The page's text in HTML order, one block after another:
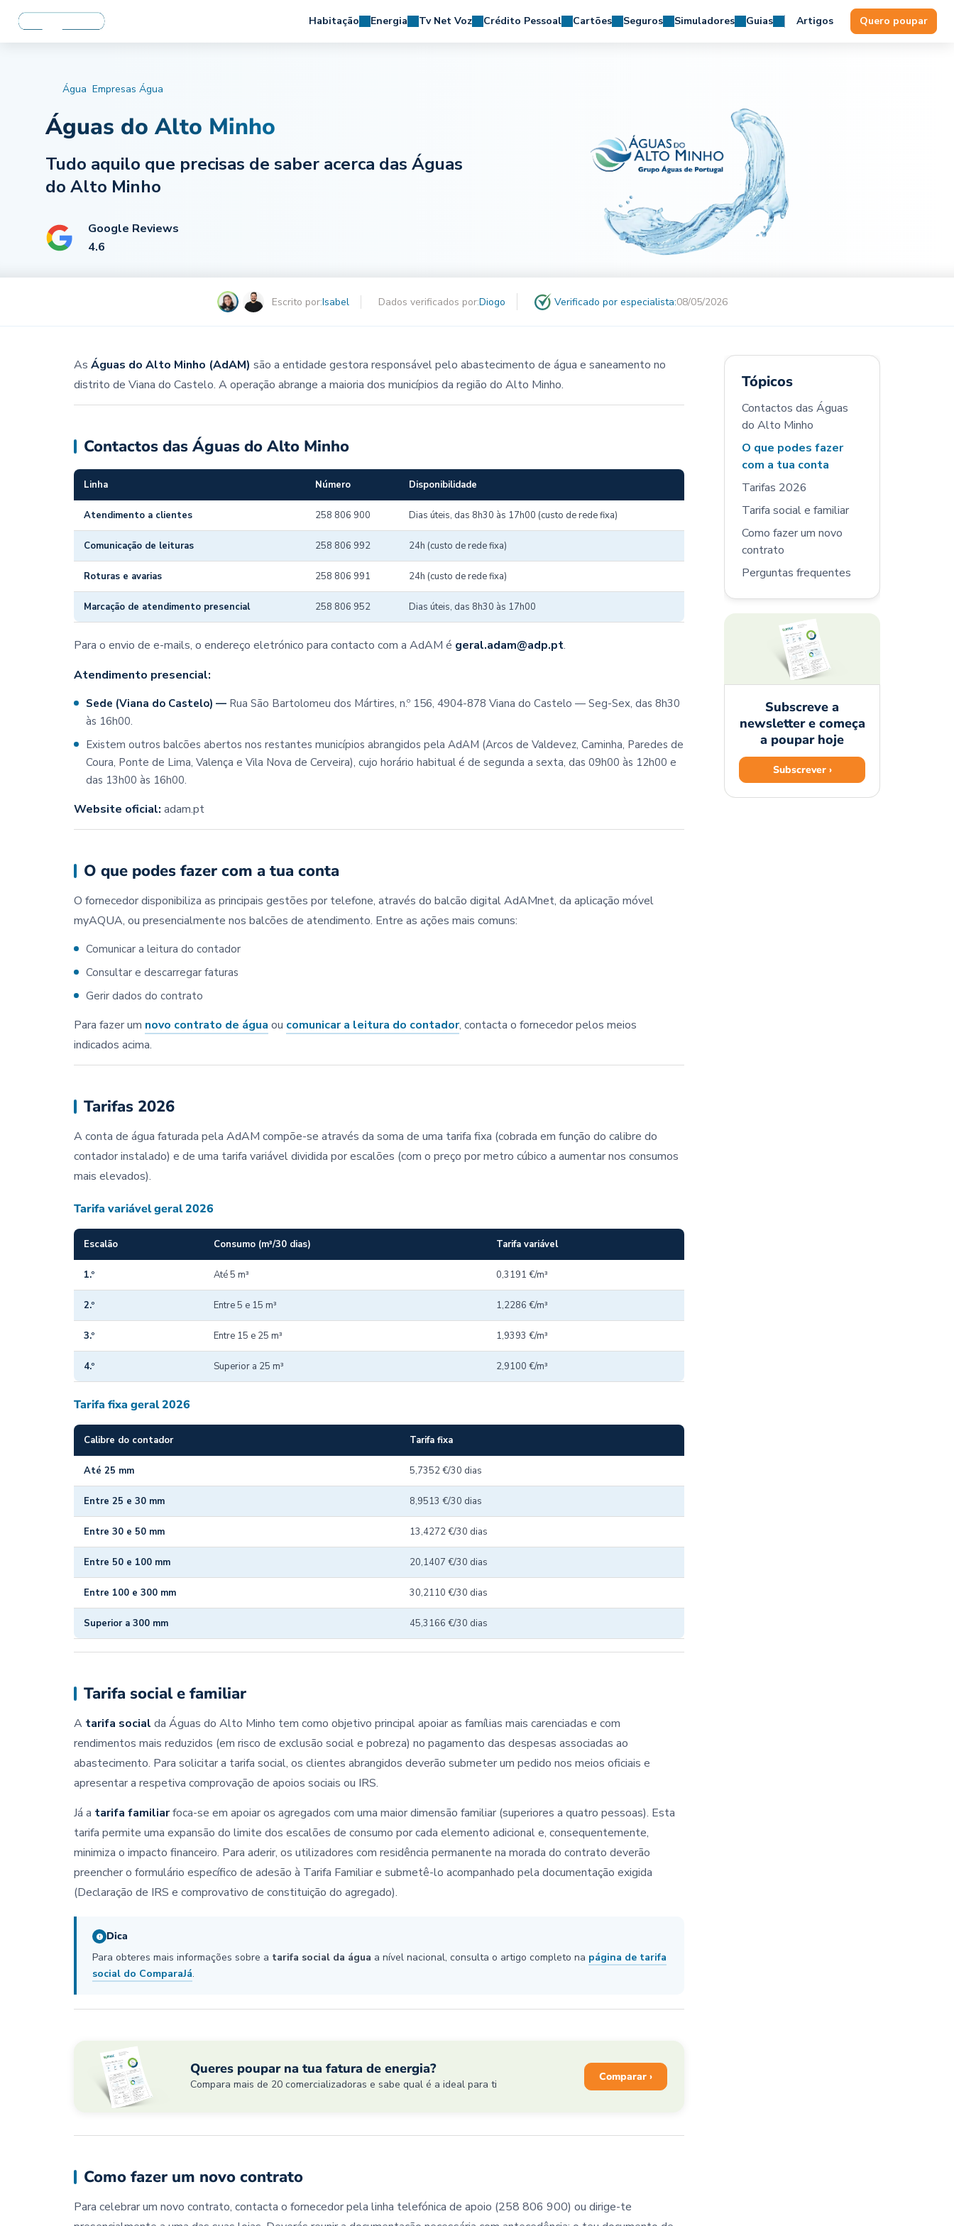
Habitação Energia Tv Net Voz Crédito Pessoal Cartões Seguros Simuladores Guias Artigos Quero poupar
Água Empresas Água
Águas do Alto Minho
Tudo aquilo que precisas de saber acerca das Águas
do Alto Minho
Google Reviews
4.6
Escrito por:Isabel Dados verificados por:Diogo Verificado por especialista:08/05/2026
As Águas do Alto Minho (AdAM) são a entidade gestora responsável pelo abastecimento de água e saneamento no
distrito de Viana do Castelo. A operação abrange a maioria dos municípios da região do Alto Minho.
Contactos das Águas do Alto Minho
Linha Número Disponibilidade
Atendimento a clientes 258 806 900 Dias úteis, das 8h30 às 17h00 (custo de rede fixa)
Comunicação de leituras 258 806 992 24h (custo de rede fixa)
Roturas e avarias 258 806 991 24h (custo de rede fixa)
Marcação de atendimento presencial 258 806 952 Dias úteis, das 8h30 às 17h00
Para o envio de e-mails, o endereço eletrónico para contacto com a AdAM é geral.adam@adp.pt.
Atendimento presencial:
Sede (Viana do Castelo) — Rua São Bartolomeu dos Mártires, n.º 156, 4904-878 Viana do Castelo — Seg-Sex, das 8h30
às 16h00.
Existem outros balcões abertos nos restantes municípios abrangidos pela AdAM (Arcos de Valdevez, Caminha, Paredes de
Coura, Ponte de Lima, Valença e Vila Nova de Cerveira), cujo horário habitual é de segunda a sexta, das 09h00 às 12h00 e
das 13h00 às 16h00.
Website oficial: adam.pt
O que podes fazer com a tua conta
O fornecedor disponibiliza as principais gestões por telefone, através do balcão digital AdAMnet, da aplicação móvel
myAQUA, ou presencialmente nos balcões de atendimento. Entre as ações mais comuns:
Comunicar a leitura do contador
Consultar e descarregar faturas
Gerir dados do contrato
Para fazer um novo contrato de água ou comunicar a leitura do contador, contacta o fornecedor pelos meios
indicados acima.
Tarifas 2026
A conta de água faturada pela AdAM compõe-se através da soma de uma tarifa fixa (cobrada em função do calibre do
contador instalado) e de uma tarifa variável dividida por escalões (com o preço por metro cúbico a aumentar nos consumos
mais elevados).
Tarifa variável geral 2026
Escalão Consumo (m³/30 dias) Tarifa variável
1.º Até 5 m³ 0,3191 €/m³
2.º Entre 5 e 15 m³ 1,2286 €/m³
3.º Entre 15 e 25 m³ 1,9393 €/m³
4.º Superior a 25 m³ 2,9100 €/m³
Tarifa fixa geral 2026
Calibre do contador Tarifa fixa
Até 25 mm 5,7352 €/30 dias
Entre 25 e 30 mm 8,9513 €/30 dias
Entre 30 e 50 mm 13,4272 €/30 dias
Entre 50 e 100 mm 20,1407 €/30 dias
Entre 100 e 300 mm 30,2110 €/30 dias
Superior a 300 mm 45,3166 €/30 dias
Tarifa social e familiar
A tarifa social da Águas do Alto Minho tem como objetivo principal apoiar as famílias mais carenciadas e com
rendimentos mais reduzidos (em risco de exclusão social e pobreza) no pagamento das despesas associadas ao
abastecimento. Para solicitar a tarifa social, os clientes abrangidos deverão submeter um pedido nos meios oficiais e
apresentar a respetiva comprovação de apoios sociais ou IRS.
Já a tarifa familiarfoca-se em apoiar os agregados com uma maior dimensão familiar (superiores a quatro pessoas). Esta
tarifa permite uma expansão do limite dos escalões de consumo por cada elemento adicional e, consequentemente,
minimiza o impacto financeiro. Para aderir, os utilizadores com residência permanente na morada do contrato deverão
preencher o formulário específico de adesão à Tarifa Familiar e submetê-lo acompanhado pela documentação exigida
(Declaração de IRS e comprovativo de constituição do agregado).
Dica
Para obteres mais informações sobre a tarifa social da água a nível nacional, consulta o artigo completo na página de tarifa
social do ComparaJá.
Queres poupar na tua fatura de energia?
Compara mais de 20 comercializadoras e sabe qual é a ideal para ti
Comparar ›
Como fazer um novo contrato
Para celebrar um novo contrato, contacta o fornecedor pela linha telefónica de apoio (258 806 900) ou dirige-te
Tópicos
Contactos das Águas
do Alto Minho
O que podes fazer
com a tua conta
Tarifas 2026
Tarifa social e familiar
Como fazer um novo
contrato
Perguntas frequentes
Subscreve a
newsletter e começa
a poupar hoje
Subscrever ›